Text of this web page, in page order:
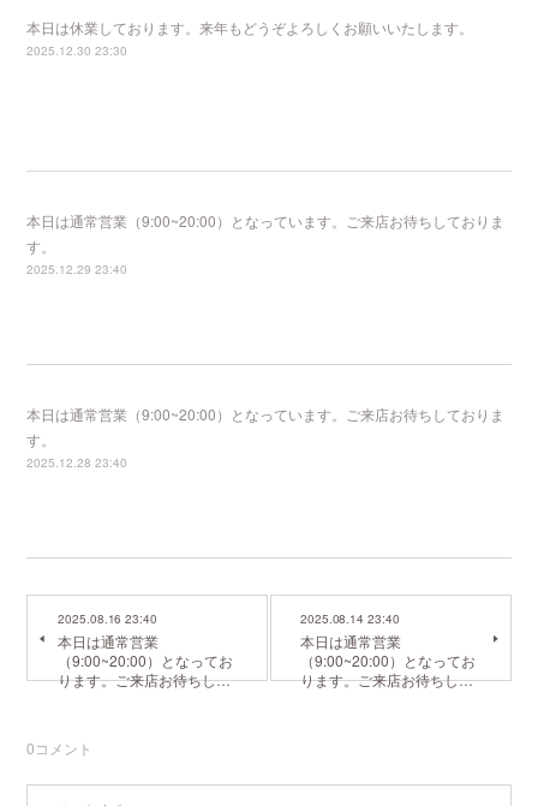
本日は休業しております。来年もどうぞよろしくお願いいたします。
2025.12.30 23:30
本日は通常営業（9:00~20:00）となっています。ご来店お待ちしておりま
す。
2025.12.29 23:40
本日は通常営業（9:00~20:00）となっています。ご来店お待ちしておりま
す。
2025.12.28 23:40
2025.08.16 23:40
本日は通常営業
（9:00~20:00）となってお
ります。ご来店お待ちし…
2025.08.14 23:40
本日は通常営業
（9:00~20:00）となってお
ります。ご来店お待ちし…
0コメント